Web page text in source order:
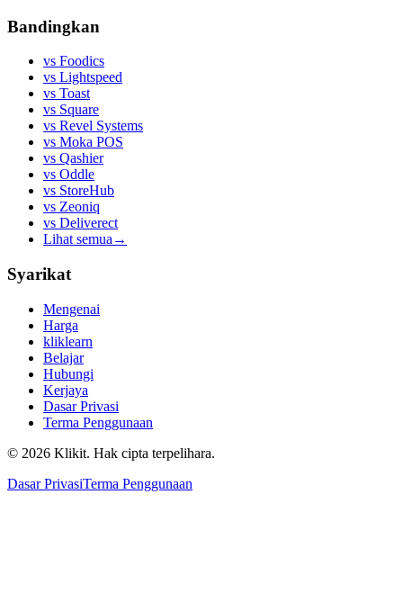
Bandingkan
vs Foodics
vs Lightspeed
vs Toast
vs Square
vs Revel Systems
vs Moka POS
vs Qashier
vs Oddle
vs StoreHub
vs Zeoniq
vs Deliverect
Lihat semua →
Syarikat
Mengenai
Harga
kliklearn
Belajar
Hubungi
Kerjaya
Dasar Privasi
Terma Penggunaan
© 2026 Klikit. Hak cipta terpelihara.
Dasar PrivasiTerma Penggunaan